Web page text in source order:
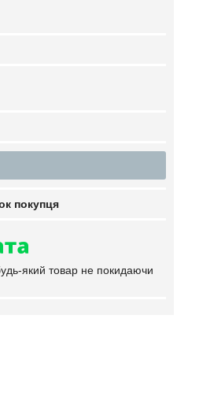
покупця
який товар не покидаючи